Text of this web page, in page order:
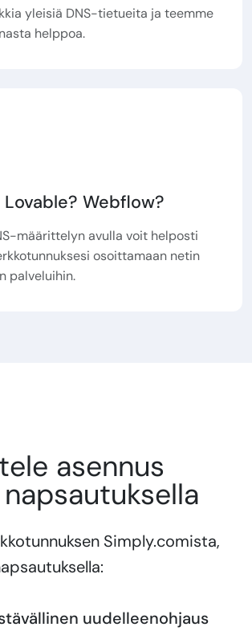
yleisiä DNS-tietueita ja teemme
helppoa.
Webflow?
määrittelyn avulla voit helposti
osoittamaan netin
palveluihin.
asennus
Simply.comista,
uudelleenohjaus